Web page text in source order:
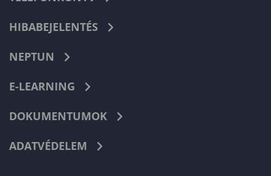
HIBABEJELENTÉS
NEPTUN
E-LEARNING
DOKUMENTUMOK
ADATVÉDELEM